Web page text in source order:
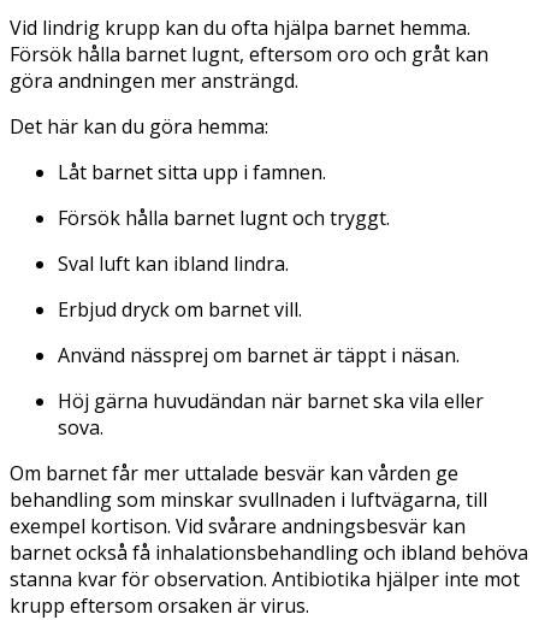
Vid lindrig krupp kan du ofta hjälpa barnet hemma.
Försök hålla barnet lugnt, eftersom oro och gråt kan
göra andningen mer ansträngd.
Det här kan du göra hemma:
Låt barnet sitta upp i famnen.
Försök hålla barnet lugnt och tryggt.
Sval luft kan ibland lindra.
Erbjud dryck om barnet vill.
Använd nässprej om barnet är täppt i näsan.
Höj gärna huvudändan när barnet ska vila eller
sova.
Om barnet får mer uttalade besvär kan vården ge
behandling som minskar svullnaden i luftvägarna, till
exempel kortison. Vid svårare andningsbesvär kan
barnet också få inhalationsbehandling och ibland behöva
stanna kvar för observation. Antibiotika hjälper inte mot
krupp eftersom orsaken är virus.